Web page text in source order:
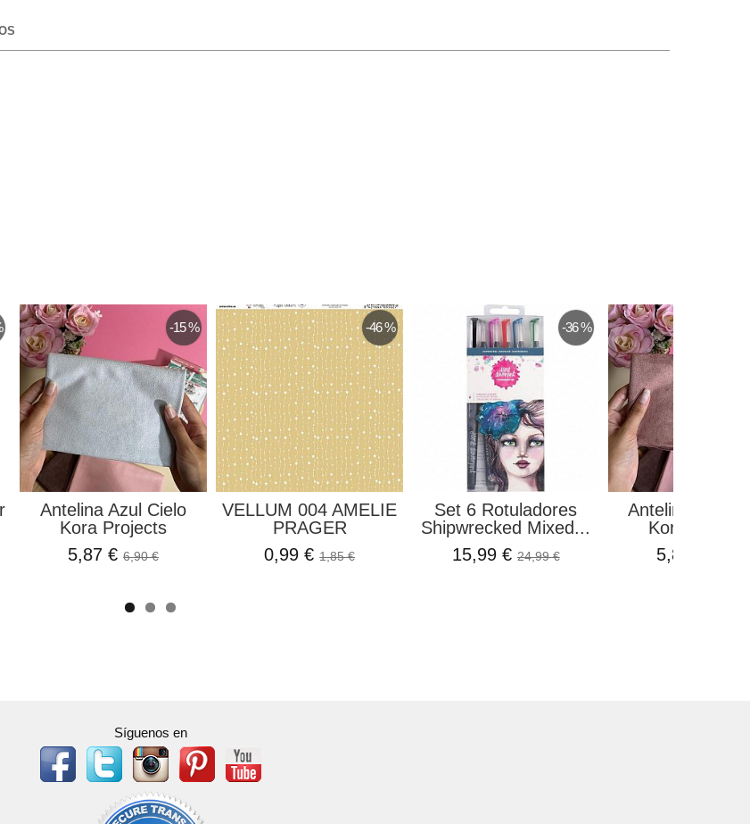
-15 %
Antelina Azul Cielo
Kora Projects
5,87 €6,90 €
-46 %
VELLUM 004 AMELIE
PRAGER
0,99 €1,85 €
-36 %
Set 6 Rotuladores
Shipwrecked Mixed...
15,99 € 24,99 €
Antelina Rojo
Kora
5,87 €
Síguenos en